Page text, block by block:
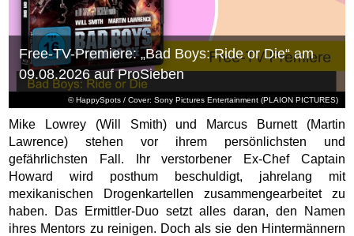
© HappySpots / Cover: Sony Pictures Entertainment (PLAION PICTURES)
Free-TV-Premiere: „Bad Boys: Ride or Die“ am
09.08.2026 auf ProSieben
Mike Lowrey (Will Smith) und Marcus Burnett (Martin
Lawrence) stehen vor ihrem persönlichsten und
gefährlichsten Fall. Ihr verstorbener Ex-Chef Captain
Howard wird posthum beschuldigt, jahrelang mit
mexikanischen Drogenkartellen zusammengearbeitet zu
haben. Das Ermittler-Duo setzt alles daran, den Namen
ihres Mentors zu reinigen. Doch als sie den Hintermännern